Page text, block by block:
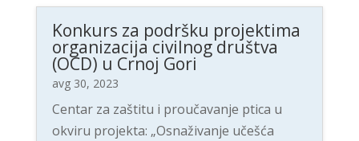
Konkurs za podršku projektima
organizacija civilnog društva
(OCD) u Crnoj Gori
avg 30, 2023
Centar za zaštitu i proučavanje ptica u
okviru projekta: „Osnaživanje učešća